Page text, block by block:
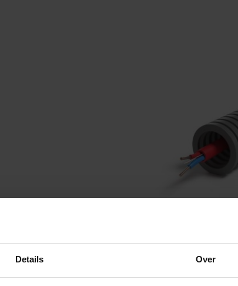
Details Over